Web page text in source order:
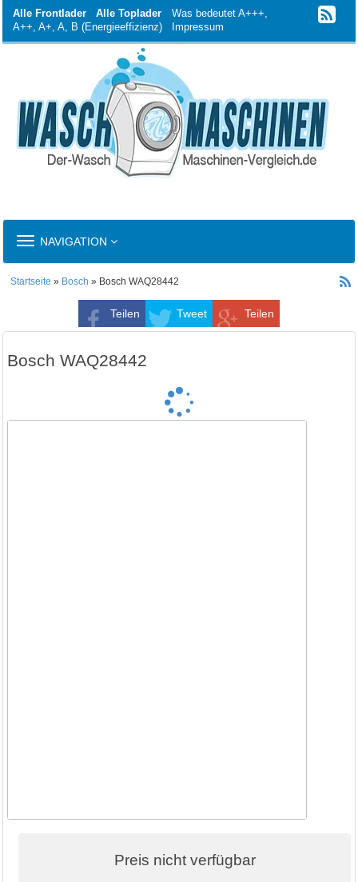
Alle Frontlader Alle Toplader
Was bedeutet A+++,
A++, A+, A, B (Energieeffizienz)
Impressum
TOGGLE
NAVIGATION
Startseite » Bosch » Bosch WAQ28442
Teilen Tweet Teilen
Bosch WAQ28442
Preis nicht verfügbar